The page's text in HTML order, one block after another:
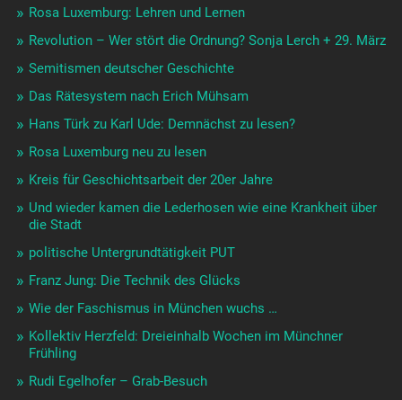
Rosa Luxemburg: Lehren und Lernen
Revolution – Wer stört die Ordnung? Sonja Lerch + 29. März
Semitismen deutscher Geschichte
Das Rätesystem nach Erich Mühsam
Hans Türk zu Karl Ude: Demnächst zu lesen?
Rosa Luxemburg neu zu lesen
Kreis für Geschichtsarbeit der 20er Jahre
Und wieder kamen die Lederhosen wie eine Krankheit über
die Stadt
politische Untergrundtätigkeit PUT
Franz Jung: Die Technik des Glücks
Wie der Faschismus in München wuchs …
Kollektiv Herzfeld: Dreieinhalb Wochen im Münchner
Frühling
Rudi Egelhofer – Grab-Besuch